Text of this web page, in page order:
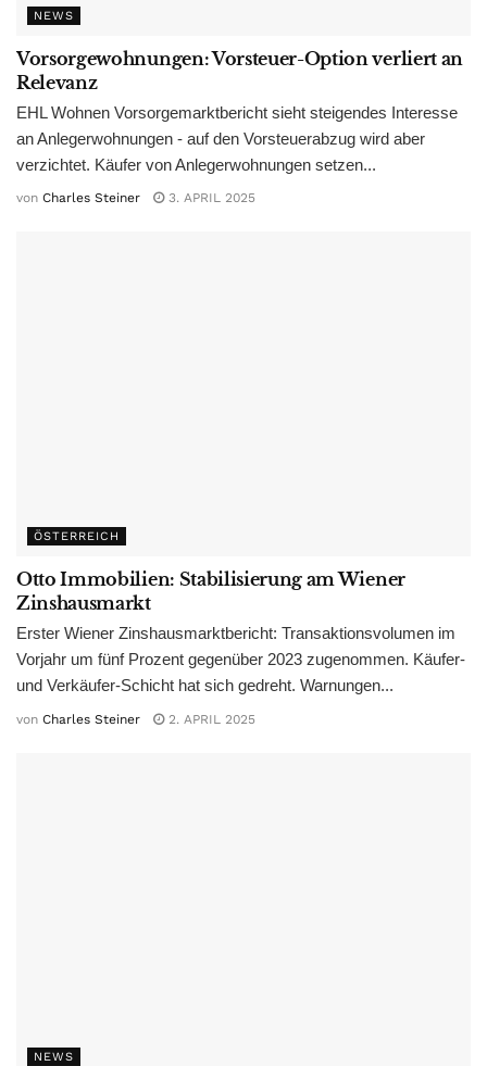
NEWS
Vorsorgewohnungen: Vorsteuer-Option verliert an
Relevanz
EHL Wohnen Vorsorgemarktbericht sieht steigendes Interesse
an Anlegerwohnungen - auf den Vorsteuerabzug wird aber
verzichtet. Käufer von Anlegerwohnungen setzen...
von Charles Steiner 3. APRIL 2025
ÖSTERREICH
Otto Immobilien: Stabilisierung am Wiener
Zinshausmarkt
Erster Wiener Zinshausmarktbericht: Transaktionsvolumen im
Vorjahr um fünf Prozent gegenüber 2023 zugenommen. Käufer-
und Verkäufer-Schicht hat sich gedreht. Warnungen...
von Charles Steiner 2. APRIL 2025
NEWS